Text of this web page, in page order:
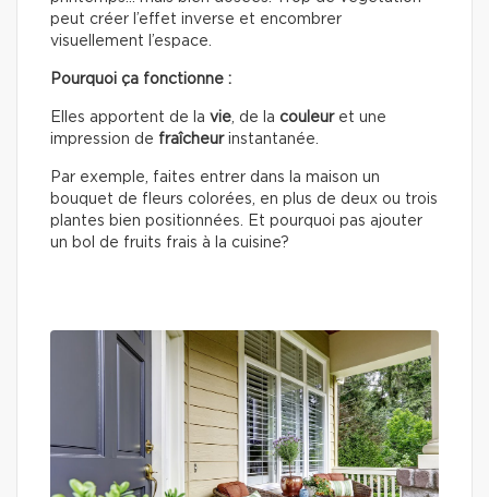
peut créer l’effet inverse et encombrer
visuellement l’espace.
Pourquoi ça fonctionne :
Elles apportent de la vie, de la couleuret une
impression de fraîcheurinstantanée.
Par exemple, faites entrer dans la maison un
bouquet de fleurs colorées, en plus de deux ou trois
plantes bien positionnées. Et pourquoi pas ajouter
un bol de fruits frais à la cuisine?